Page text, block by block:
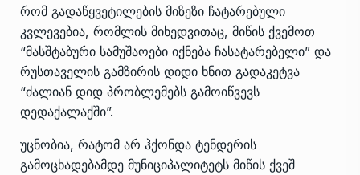
რომ გადაწყვეტილების მიზეზი ჩატარებული
კვლევებია, რომლის მიხედვითაც, მიწის ქვემოთ
“მასშტაბური სამუშაოები იქნება ჩასატარებელი” და
რუსთაველის გამზირის დიდი ხნით გადაკეტვა
“ძალიან დიდ პრობლემებს გამოიწვევს
დედაქალაქში”.
უცნობია, რატომ არ ჰქონდა ტენდერის
გამოცხადებამდე მუნიციპალიტეტს მიწის ქვეშ